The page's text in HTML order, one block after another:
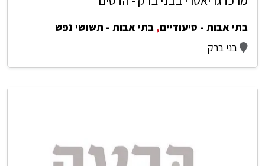
בתי אבות - סיעודיים, בתי אבות - תשושי נפש
בני ברק